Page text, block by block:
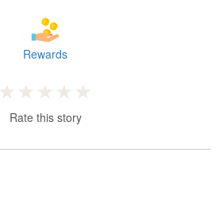
Rewards
Rate this story